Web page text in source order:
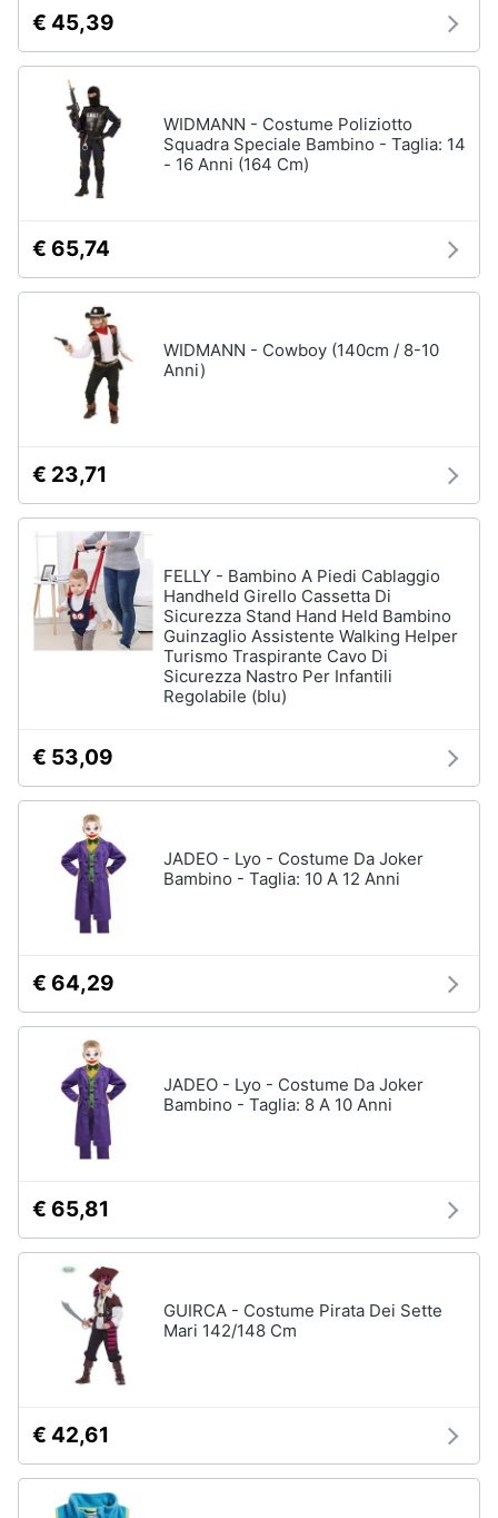
€ 45,39
WIDMANN - Costume Poliziotto
Squadra Speciale Bambino - Taglia: 14
- 16 Anni (164 Cm)
€ 65,74
WIDMANN - Cowboy (140cm / 8-10
Anni)
€ 23,71
FELLY - Bambino A Piedi Cablaggio
Handheld Girello Cassetta Di
Sicurezza Stand Hand Held Bambino
Guinzaglio Assistente Walking Helper
Turismo Traspirante Cavo Di
Sicurezza Nastro Per Infantili
Regolabile (blu)
€ 53,09
JADEO - Lyo - Costume Da Joker
Bambino - Taglia: 10 A 12 Anni
€ 64,29
JADEO - Lyo - Costume Da Joker
Bambino - Taglia: 8 A 10 Anni
€ 65,81
GUIRCA - Costume Pirata Dei Sette
Mari 142/148 Cm
€ 42,61